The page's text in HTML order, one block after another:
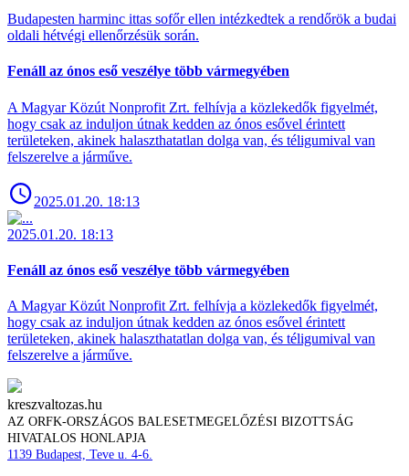
Budapesten harminc ittas sofőr ellen intézkedtek a rendőrök a budai
oldali hétvégi ellenőrzésük során.
Fenáll az ónos eső veszélye több vármegyében
A Magyar Közút Nonprofit Zrt. felhívja a közlekedők figyelmét,
hogy csak az induljon útnak kedden az ónos esővel érintett
területeken, akinek halaszthatatlan dolga van, és téligumival van
felszerelve a járműve.
2025.01.20. 18:13
2025.01.20. 18:13
Fenáll az ónos eső veszélye több vármegyében
A Magyar Közút Nonprofit Zrt. felhívja a közlekedők figyelmét,
hogy csak az induljon útnak kedden az ónos esővel érintett
területeken, akinek halaszthatatlan dolga van, és téligumival van
felszerelve a járműve.
kreszvaltozas.hu
AZ ORFK-ORSZÁGOS BALESETMEGELŐZÉSI BIZOTTSÁG
HIVATALOS HONLAPJA
1139 Budapest, Teve u. 4-6.